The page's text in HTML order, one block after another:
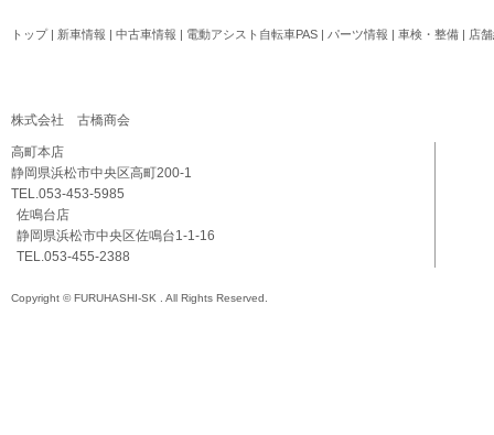
トップ| 新車情報 | 中古車情報 | 電動アシスト自転車PAS | パーツ情報 | 車検・整備 | 店
株式会社 古橋商会
高町本店
静岡県浜松市中央区高町200-1
TEL.053-453-5985
佐鳴台店
静岡県浜松市中央区佐鳴台1-1-16
TEL.053-455-2388
Copyright © FURUHASHI-SK . All Rights Reserved.